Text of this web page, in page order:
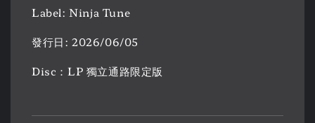
Label: Ninja Tune
發行日: 2026/06/05
Disc：LP 獨立通路限定版